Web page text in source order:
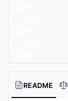
README